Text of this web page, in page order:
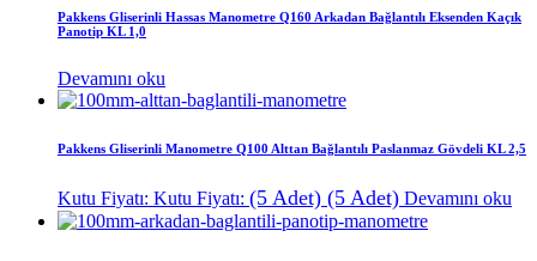
Pakkens Gliserinli Hassas Manometre Q160 Arkadan Bağlantılı Eksenden Kaçık
Panotip KL 1,0
Devamını oku
Pakkens Gliserinli Manometre Q100 Alttan Bağlantılı Paslanmaz Gövdeli KL 2,5
Kutu Fiyatı: Kutu Fiyatı: (5 Adet) (5 Adet) Devamını oku